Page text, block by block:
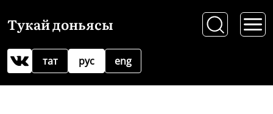
Тукай доньясы
рус
тат eng